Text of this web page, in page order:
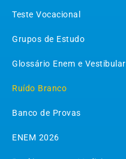
Teste Vocacional
Grupos de Estudo
Glossário Enem e Vestibular
Ruído Branco
Banco de Provas
ENEM 2026